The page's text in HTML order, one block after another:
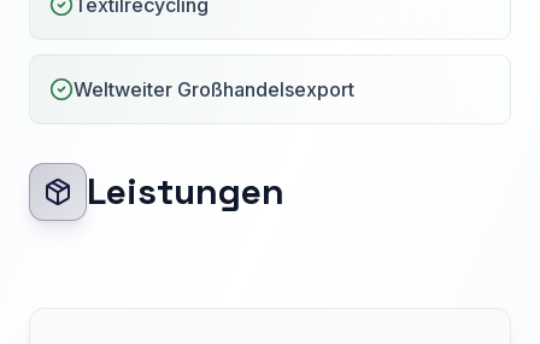
Textilrecycling
Weltweiter Großhandelsexport
Leistungen